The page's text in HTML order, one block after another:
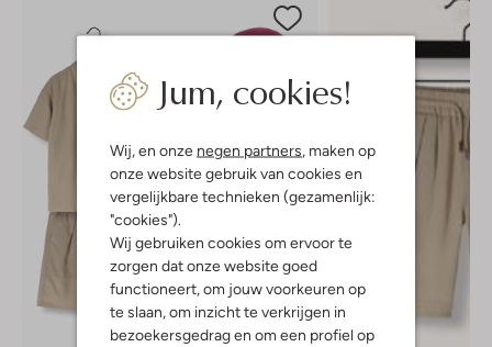
Jum, cookies!
Wij, en onze negen partners, maken op
onze website gebruik van cookies en
vergelijkbare technieken (gezamenlijk:
"cookies").
Wij gebruiken cookies om ervoor te
zorgen dat onze website goed
functioneert, om jouw voorkeuren op
te slaan, om inzicht te verkrijgen in
bezoekersgedrag en om een profiel op